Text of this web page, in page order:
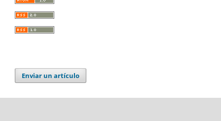
Enviar un artículo